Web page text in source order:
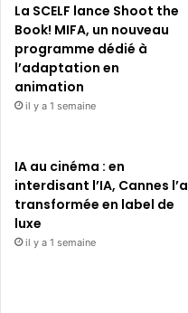
La SCELF lance Shoot the
Book! MIFA, un nouveau
programme dédié à
l’adaptation en
animation
il y a 1 semaine
IA au cinéma : en
interdisant l’IA, Cannes l’a
transformée en label de
luxe
il y a 1 semaine